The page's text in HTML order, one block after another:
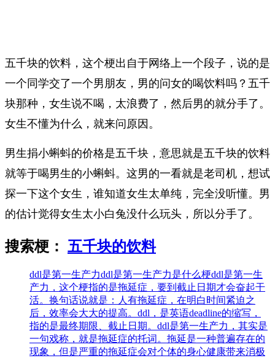
五千块的饮料，这个梗出自于网络上一个段子，说的是
一个同学交了一个男朋友，男的问女的喝饮料吗？五千
块那种，女生说不喝，太浪费了，然后男的就分手了。
女生不懂为什么，就来问原因。
男生捐小蝌蚪的价格是五千块，意思就是五千块的饮料
就等于喝男生的小蝌蚪。这男的一看就是老司机，想试
探一下这个女生，谁知道女生太单纯，完全没听懂。男
的估计觉得女生太小白兔没什么玩头，所以分手了。
搜索梗： 五千块的饮料
ddl是第一生产力ddl是第一生产力是什么梗ddl是第一生
产力，这‌‌‌‌‌‌‌‌个梗指的是拖延症，要到截止日期才会奋起干
活。换句话说就是：人有拖延症，在明白时间紧迫之
后，效率会大大的提高。ddl，是英语deadline的缩写，
指的是最终期限、截止日期。ddl是第一生产力，其实是
一句戏称，就是拖延症的托词。拖延是一种普遍存在的
现象，但是严重的拖延症会对个体的身心健康带来消极